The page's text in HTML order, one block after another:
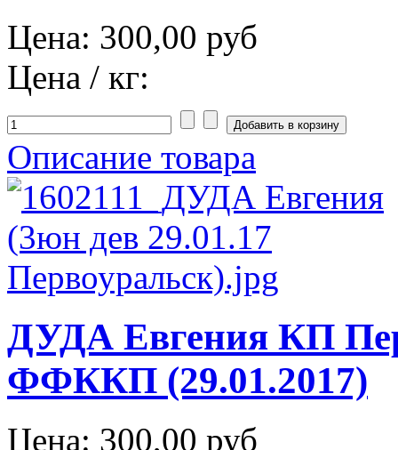
Цена: 300,00 руб
Цена / кг:
Описание товара
ДУДА Евгения КП
ФФККП (29.01.2017)
Цена: 300,00 руб